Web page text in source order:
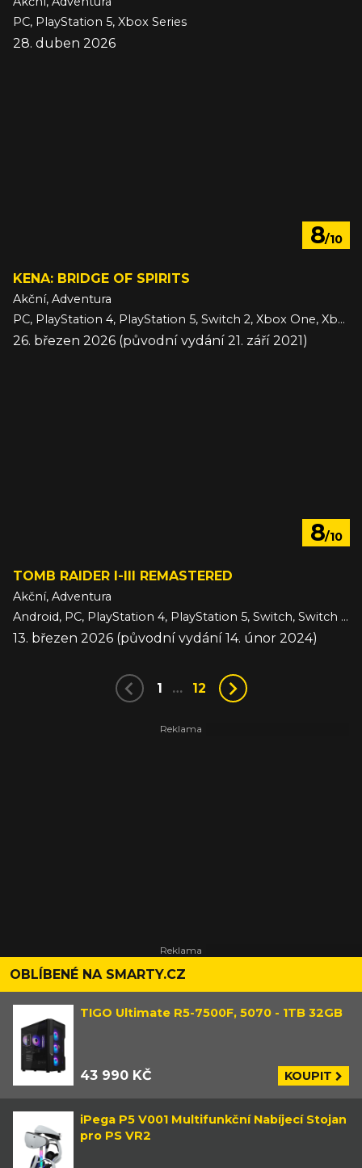
PC, PlayStation 5, Xbox Series
28. duben 2026
8/10
KENA: BRIDGE OF SPIRITS
Akční, Adventura
PC, PlayStation 4, PlayStation 5, Switch 2, Xbox One, Xbox Series
26. březen 2026 (původní vydání 21. září 2021)
8/10
TOMB RAIDER I-III REMASTERED
Akční, Adventura
Android, PC, PlayStation 4, PlayStation 5, Switch, Switch 2, Xbox One, Xbox Series, iOS
13. březen 2026 (původní vydání 14. únor 2024)
1 … 12
OBLÍBENÉ NA SMARTY.CZ
TIGO Ultimate R5-7500F, 5070 - 1TB 32GB
43 990 KČ KOUPIT
iPega P5 V001 Multifunkční Nabíjecí Stojan
pro PS VR2